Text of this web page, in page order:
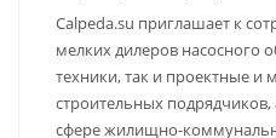
Calpeda.su приглашает к
мелких дилеров насосного
техники, так и проектные
строительных
сфере жилищно-